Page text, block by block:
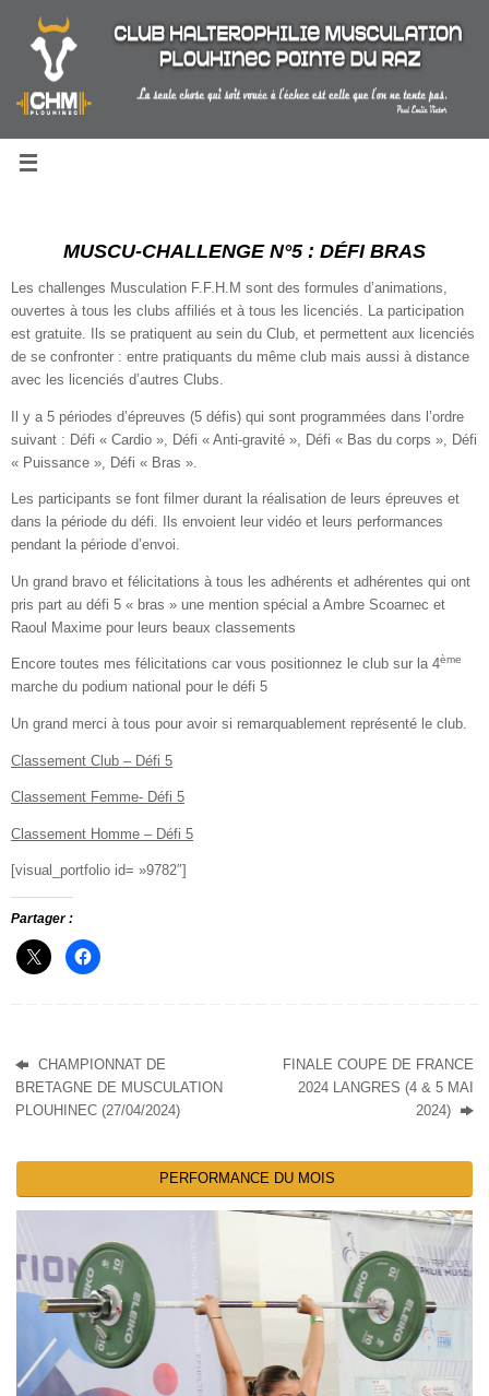
contenu
MUSCU-CHALLENGE N°5 : DÉFI BRAS
Les challenges Musculation F.F.H.M sont des formules d’animations,
ouvertes à tous les clubs affiliés et à tous les licenciés. La participation
est gratuite. Ils se pratiquent au sein du Club, et permettent aux licenciés
de se confronter : entre pratiquants du même club mais aussi à distance
avec les licenciés d’autres Clubs.
Il y a 5 périodes d’épreuves (5 défis) qui sont programmées dans l’ordre
suivant : Défi « Cardio », Défi « Anti-gravité », Défi « Bas du corps », Défi
« Puissance », Défi « Bras ».
Les participants se font filmer durant la réalisation de leurs épreuves et
dans la période du défi. Ils envoient leur vidéo et leurs performances
pendant la période d’envoi.
Un grand bravo et félicitations à tous les adhérents et adhérentes qui ont
pris part au défi 5 « bras » une mention spécial a Ambre Scoarnec et
Raoul Maxime pour leurs beaux classements
Encore toutes mes félicitations car vous positionnez le club sur la 4ème
marche du podium national pour le défi 5
Un grand merci à tous pour avoir si remarquablement représenté le club.
Classement Club – Défi 5
Classement Femme- Défi 5
Classement Homme – Défi 5
[visual_portfolio id= »9782″]
Partager :
CHAMPIONNAT DE
BRETAGNE DE MUSCULATION
PLOUHINEC (27/04/2024)
FINALE COUPE DE FRANCE
2024 LANGRES (4 & 5 MAI
2024)
PERFORMANCE DU MOIS